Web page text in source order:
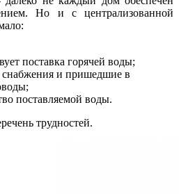
Но и с централизованной
поставка горячей воды;
снабжения и пришедшие в
поставляемой воды.
трудностей.